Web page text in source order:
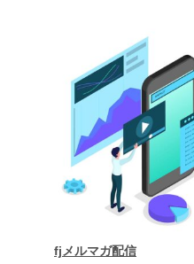
fjメルマガ配信